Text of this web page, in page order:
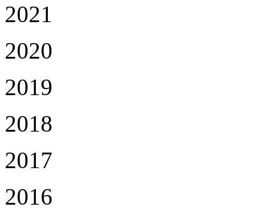
2021
2020
2019
2018
2017
2016